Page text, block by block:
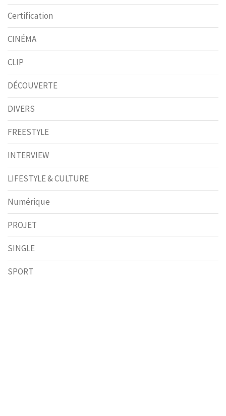
Certification
CINÉMA
CLIP
DÉCOUVERTE
DIVERS
FREESTYLE
INTERVIEW
LIFESTYLE & CULTURE
Numérique
PROJET
SINGLE
SPORT